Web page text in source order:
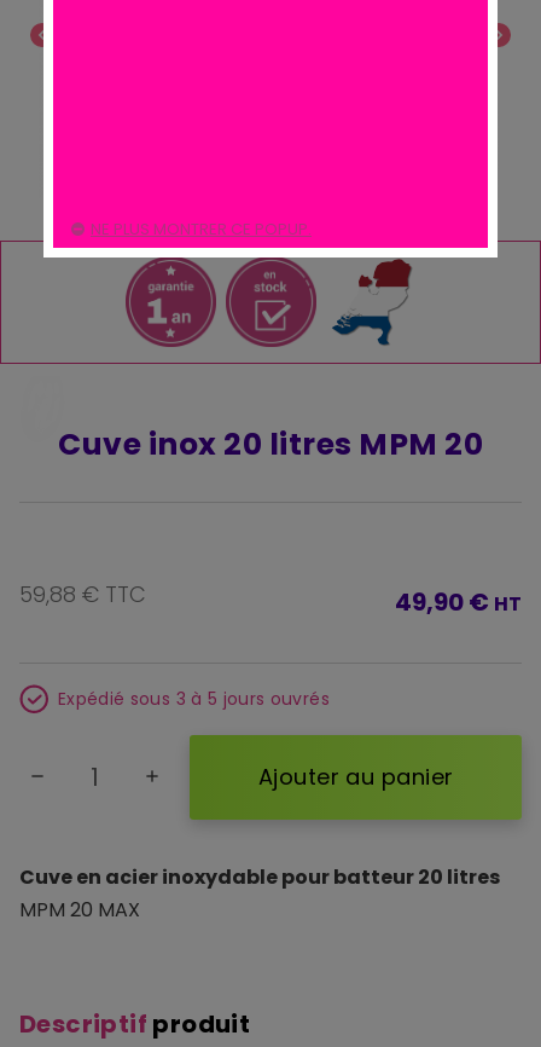
chevron_left chevron_right
Cuve inox 20 litres MPM 20
Cuve en acier inoxydable pour batteur 20 litres
MPM 20 MAX
59,88 € TTC 49,90 € HT
Expédié sous 3 à 5 jours ouvrés
remove add Ajouter au panier
Descriptif produit
NE PLUS MONTRER CE POPUP.